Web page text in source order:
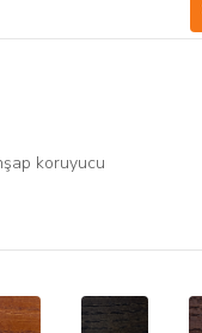
koruyucu